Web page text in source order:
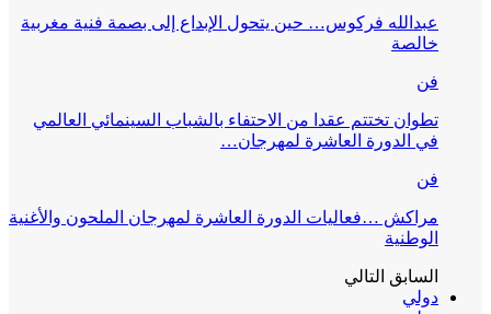
عبدالله فركوس… حين يتحول الإبداع إلى بصمة فنية مغربية
خالصة
فن
تطوان تختتم عقدا من الاحتفاء بالشباب السينمائي العالمي
في الدورة العاشرة لمهرجان…
فن
مراكش …فعاليات الدورة العاشرة لمهرجان الملحون والأغنية
الوطنية
السابق التالي
دولي